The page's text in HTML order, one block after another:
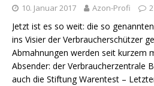
10. Januar 2017 Azon-Profi
Jetzt ist es so weit: die so
ins Visier der Verbraucherschützer
Abmahnungen werden seit kurzem
Absender: der Verbraucherzentrale
auch die Stiftung Warentest –